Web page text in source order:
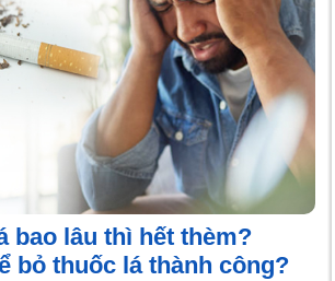
bao lâu thì hết thèm?
bỏ thuốc lá thành công?